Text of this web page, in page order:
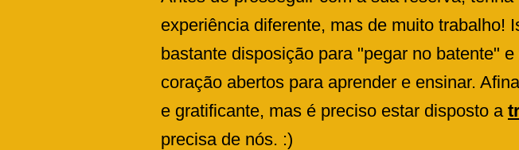
experiência diferente, mas de muito trabalho!
bastante disposição para "pegar no batente"
coração abertos para aprender e ensinar.
e gratificante, mas é preciso estar disposto a
precisa de nós. :)